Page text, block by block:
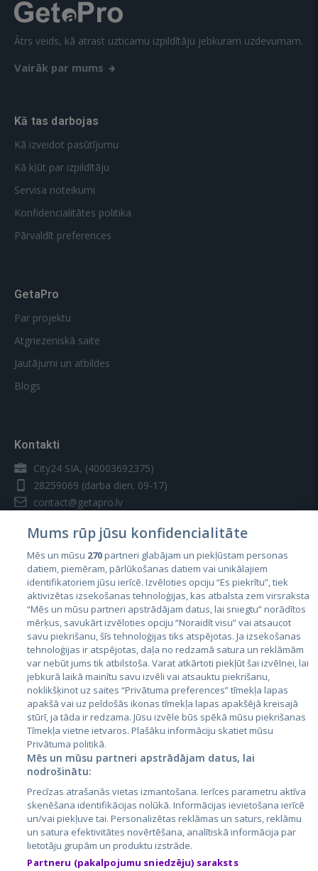
Ātrs veids, kā atrast uzticamu izpildītāju jebkuram uzdevumam.
Vairāk par mums
Kā tas darbojas
Kā izveidot pasūtījumu
Kā kļūt par izpildītāju
Servisa noteikumi
Konfidencialitātes politika
Pārvaldīt preferences
GetaPro
Par projektu
Atgriezeniskā saite
Jautājumi un atbildes
Blogs
Kontakti
City24 SIA, (40003692375)
28259069 (darba dien. 09-17)
contact@getapro.lv
Valstis
Igaunija
Latvija
Lietuva
City24.lv
City24.ee
GetaPro.lv
GetaPro.ee
Skelbiu.lt
CVbankas.lt
Kainos.lt
Paslaugos.lt
auto24.ee
Mums rūp jūsu konfidencialitāte
Mēs un mūsu 270partneri glabājam un piekļūstam personas
datiem, piemēram, pārlūkošanas datiem vai unikālajiem
identifikatoriem jūsu ierīcē. Izvēloties opciju “Es piekrītu”, tiek
aktivizētas izsekošanas tehnoloģijas, kas atbalsta zem virsraksta
“Mēs un mūsu partneri apstrādājam datus, lai sniegtu” norādītos
mērķus, savukārt izvēloties opciju “Noraidīt visu” vai atsaucot
savu piekrišanu, šīs tehnoloģijas tiks atspējotas. Ja izsekošanas
tehnoloģijas ir atspējotas, daļa no redzamā satura un reklāmām
var nebūt jums tik atbilstoša. Varat atkārtoti piekļūt šai izvēlnei, lai
jebkurā laikā mainītu savu izvēli vai atsauktu piekrišanu,
noklikšķinot uz saites “Privātuma preferences” tīmekļa lapas
apakšā vai uz peldošās ikonas tīmekļa lapas apakšējā kreisajā
stūrī, ja tāda ir redzama. Jūsu izvēle būs spēkā mūsu piekrišanas
Tīmekļa vietne ietvaros. Plašāku informāciju skatiet mūsu
Privātuma politikā.
Mēs un mūsu partneri apstrādājam datus, lai
nodrošinātu:
Precīzas atrašanās vietas izmantošana. Ierīces parametru aktīva
skenēšana identifikācijas nolūkā. Informācijas ievietošana ierīcē
un/vai piekļuve tai. Personalizētas reklāmas un saturs, reklāmu
un satura efektivitātes novērtēšana, analītiskā informācija par
lietotāju grupām un produktu izstrāde.
Partneru (pakalpojumu sniedzēju) saraksts